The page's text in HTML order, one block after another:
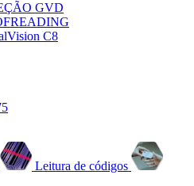
GVD
C8
Leitura de códigos